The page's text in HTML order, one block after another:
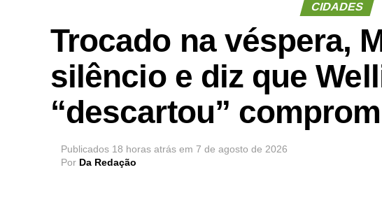
CIDADES
Trocado na véspera,
silêncio e diz que
“descartou”
Publicados 18 horas atrás em 7 de agosto de 2026
Por Da Redação